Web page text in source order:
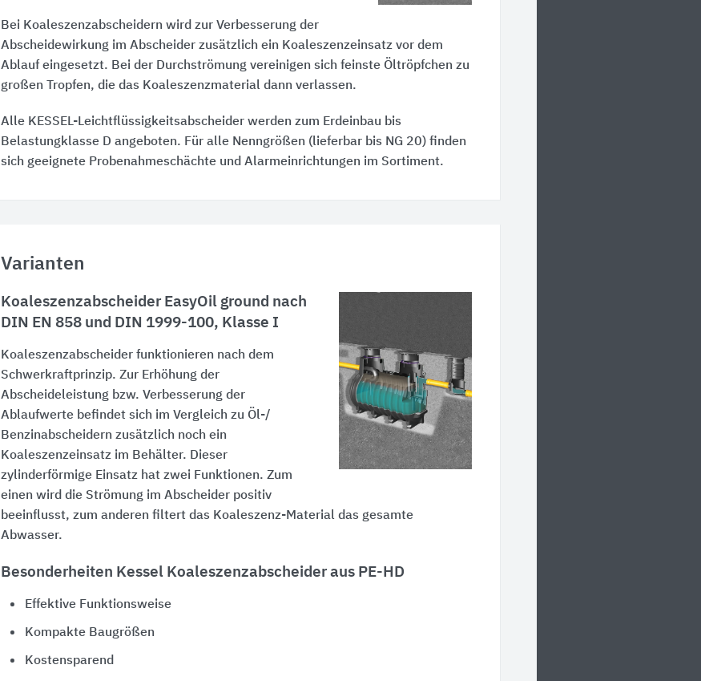
Bei Koaleszenzabscheidern wird zur Verbesserung der
Abscheidewirkung im Abscheider zusätzlich ein Koaleszenzeinsatz vor dem
Ablauf eingesetzt. Bei der Durchströmung vereinigen sich feinste Öltröpfchen zu
großen Tropfen, die das Koaleszenzmaterial dann verlassen.
Alle KESSEL-Leichtflüssigkeitsabscheider werden zum Erdeinbau bis
Belastungklasse D angeboten. Für alle Nenngrößen (lieferbar bis NG 20) finden
sich geeignete Probenahmeschächte und Alarmeinrichtungen im Sortiment.
Varianten
Koaleszenzabscheider EasyOil ground nach
DIN EN 858 und DIN 1999-100, Klasse I
Koaleszenzabscheider funktionieren nach dem
Schwerkraftprinzip. Zur Erhöhung der
Abscheideleistung bzw. Verbesserung der
Ablaufwerte befindet sich im Vergleich zu Öl-/
Benzinabscheidern zusätzlich noch ein
Koaleszenzeinsatz im Behälter. Dieser
zylinderförmige Einsatz hat zwei Funktionen. Zum
einen wird die Strömung im Abscheider positiv
beeinflusst, zum anderen filtert das Koaleszenz-Material das gesamte
Abwasser.
Besonderheiten Kessel Koaleszenzabscheider aus PE-HD
Effektive Funktionsweise
Kompakte Baugrößen
Kostensparend